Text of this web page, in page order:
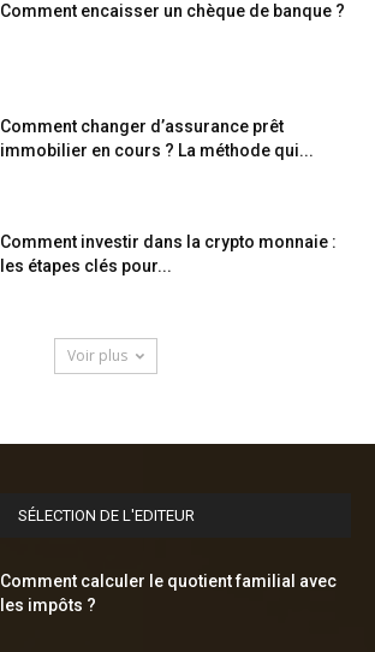
Comment encaisser un chèque de banque ?
Comment changer d’assurance prêt
immobilier en cours ? La méthode qui...
Comment investir dans la crypto monnaie :
les étapes clés pour...
Voir plus
SÉLECTION DE L'EDITEUR
Comment calculer le quotient familial avec
les impôts ?